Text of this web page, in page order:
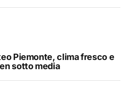
Piemonte, clima fresco e
sotto media